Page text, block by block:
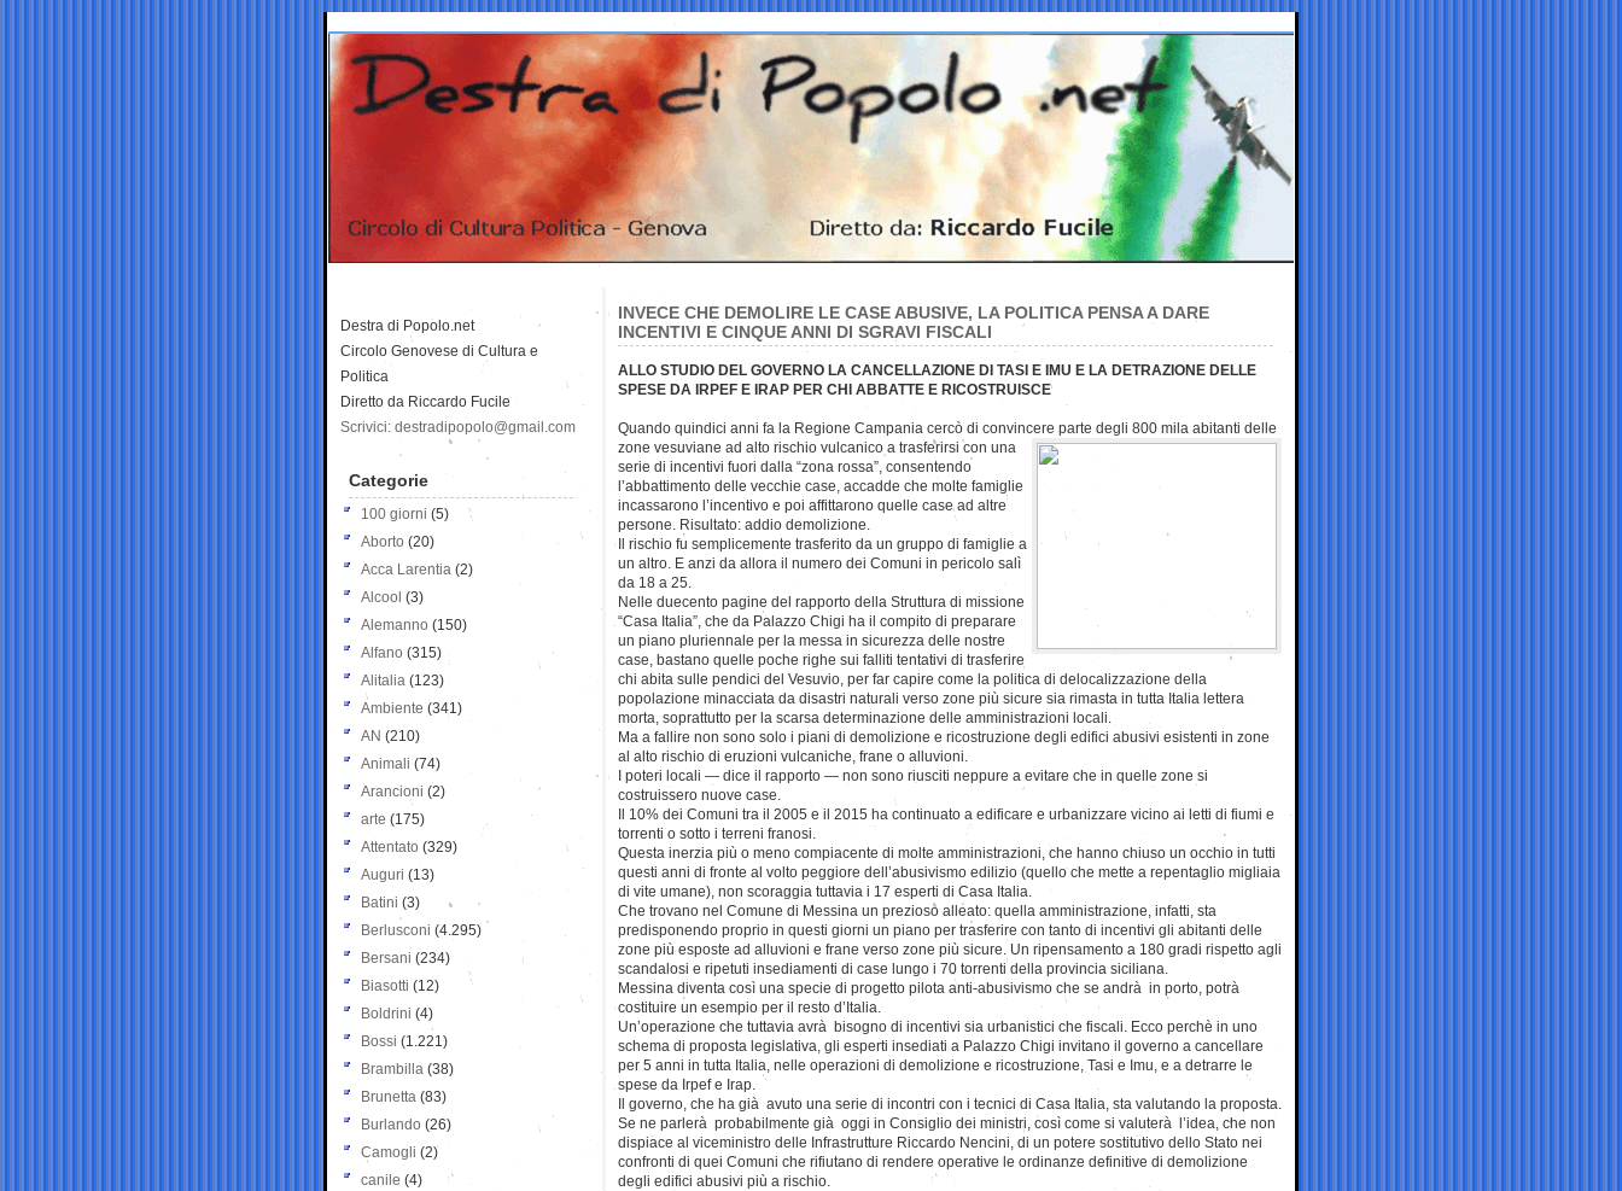
INVECE CHE DEMOLIRE LE CASE ABUSIVE, LA POLITICA PENSA A DARE
INCENTIVI E CINQUE ANNI DI SGRAVI FISCALI
ALLO STUDIO DEL GOVERNO LA CANCELLAZIONE DI TASI E IMU E LA DETRAZIONE DELLE
SPESE DA IRPEF E IRAP PER CHI ABBATTE E RICOSTRUISCE
Quando quindici anni fa la Regione Campania cercò di convincere parte degli 800 mila abitanti delle
zone vesuviane ad alto rischio vulcanico a trasferirsi con una
serie di incentivi fuori dalla “zona rossa”, consentendo
l’abbattimento delle vecchie case, accadde che molte famiglie
incassarono l’incentivo e poi affittarono quelle case ad altre
persone. Risultato: addio demolizione.
Il rischio fu semplicemente trasferito da un gruppo di famiglie a
un altro. E anzi da allora il numero dei Comuni in pericolo salì
da 18 a 25.
Nelle duecento pagine del rapporto della Struttura di missione
“Casa Italia”, che da Palazzo Chigi ha il compito di preparare
un piano pluriennale per la messa in sicurezza delle nostre
case, bastano quelle poche righe sui falliti tentativi di trasferire
chi abita sulle pendici del Vesuvio, per far capire come la politica di delocalizzazione della
popolazione minacciata da disastri naturali verso zone più sicure sia rimasta in tutta Italia lettera
morta, soprattutto per la scarsa determinazione delle amministrazioni locali.
Ma a fallire non sono solo i piani di demolizione e ricostruzione degli edifici abusivi esistenti in zone
al alto rischio di eruzioni vulcaniche, frane o alluvioni.
I poteri locali — dice il rapporto — non sono riusciti neppure a evitare che in quelle zone si
costruissero nuove case.
Il 10% dei Comuni tra il 2005 e il 2015 ha continuato a edificare e urbanizzare vicino ai letti di fiumi e
torrenti o sotto i terreni franosi.
Questa inerzia più o meno compiacente di molte amministrazioni, che hanno chiuso un occhio in tutti
questi anni di fronte al volto peggiore dell’abusivismo edilizio (quello che mette a repentaglio migliaia
di vite umane), non scoraggia tuttavia i 17 esperti di Casa Italia.
Che trovano nel Comune di Messina un prezioso alleato: quella amministrazione, infatti, sta
predisponendo proprio in questi giorni un piano per trasferire con tanto di incentivi gli abitanti delle
zone più esposte ad alluvioni e frane verso zone più sicure. Un ripensamento a 180 gradi rispetto agli
scandalosi e ripetuti insediamenti di case lungo i 70 torrenti della provincia siciliana.
Messina diventa così una specie di progetto pilota anti-abusivismo che se andrà in porto, potrà
costituire un esempio per il resto d’Italia.
Un’operazione che tuttavia avrà bisogno di incentivi sia urbanistici che fiscali. Ecco perchè in uno
schema di proposta legislativa, gli esperti insediati a Palazzo Chigi invitano il governo a cancellare
per 5 anni in tutta Italia, nelle operazioni di demolizione e ricostruzione, Tasi e Imu, e a detrarre le
spese da Irpef e Irap.
Il governo, che ha già avuto una serie di incontri con i tecnici di Casa Italia, sta valutando la proposta.
Se ne parlerà probabilmente già oggi in Consiglio dei ministri, così come si valuterà l’idea, che non
dispiace al viceministro delle Infrastrutture Riccardo Nencini, di un potere sostitutivo dello Stato nei
confronti di quei Comuni che rifiutano di rendere operative le ordinanze definitive di demolizione
degli edifici abusivi più a rischio.
Destra di Popolo.net
Circolo Genovese di Cultura e
Politica
Diretto da Riccardo Fucile
Scrivici: destradipopolo@gmail.com
Categorie
100 giorni (5)
Aborto (20)
Acca Larentia (2)
Alcool (3)
Alemanno (150)
Alfano (315)
Alitalia (123)
Ambiente (341)
AN (210)
Animali (74)
Arancioni (2)
arte (175)
Attentato (329)
Auguri (13)
Batini (3)
Berlusconi (4.295)
Bersani (234)
Biasotti (12)
Boldrini (4)
Bossi (1.221)
Brambilla (38)
Brunetta (83)
Burlando (26)
Camogli (2)
canile (4)